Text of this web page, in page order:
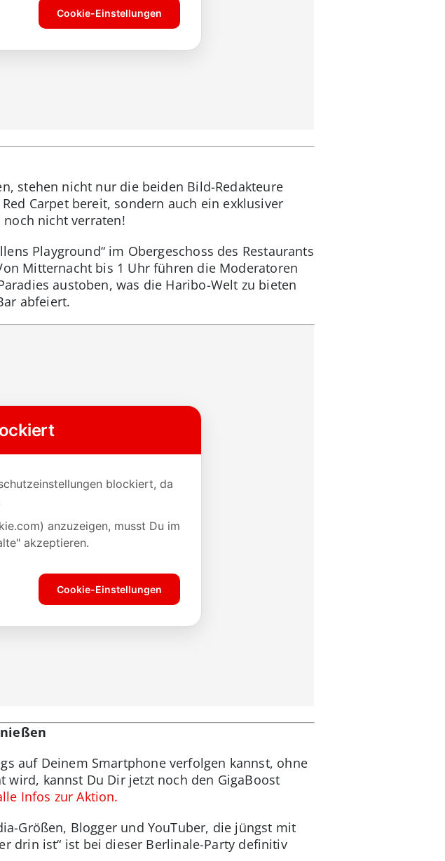
stehen nicht nur die beiden Bild-Redakteure
Carpet bereit, sondern auch ein exklusiver
nicht verraten!
Playground“ im Obergeschoss des Restaurants
Mitternacht bis 1 Uhr führen die Moderatoren
austoben, was die Haribo-Welt zu bieten
abfeiert.
auf Deinem Smartphone verfolgen kannst, ohne
wird, kannst Du Dir jetzt noch den GigaBoost
Infos zur Aktion.
Größen, Blogger und YouTuber, die jüngst mit
drin ist“ ist bei dieser Berlinale-Party definitiv